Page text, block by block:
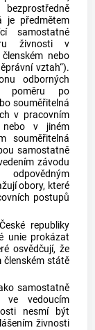
je předmětem
samostatné
živnostiv
nebo
vztah“).
odborných
poměru po
souměřitelná
v pracovním
v jiném
souměřitelná
samostatně
závodu
obory, které
postupů
republiky
unie prokázat
osvědčují, že
členském státě
samostatně
ve vedoucím
nesmí být
živnosti